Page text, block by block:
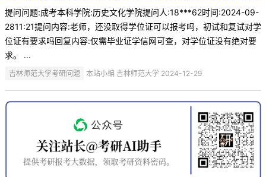
提问问题:成考本科学院:历史文化学院提问人:18***62时间:2024-09-
2811:21提问内容:老师，还没取得学位证可以报考吗，初试和复试对学
位证有要求吗回复内容:仅需毕业证学信网可查，对学位证没有绝对要
求。 ...
吉林师范大学考研问题 本站小编 吉林师范大学 2024-12-29